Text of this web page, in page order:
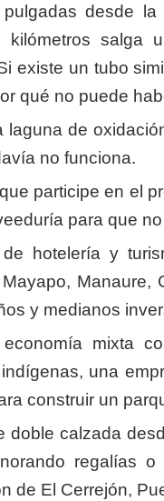
desde
salga
existe un tubo
qué no puede
laguna de
no funciona.
participe en el
para que
hotelería y
y medianos
mixta
una
construir un
doble calzada
regalías
de El Cerrejón,